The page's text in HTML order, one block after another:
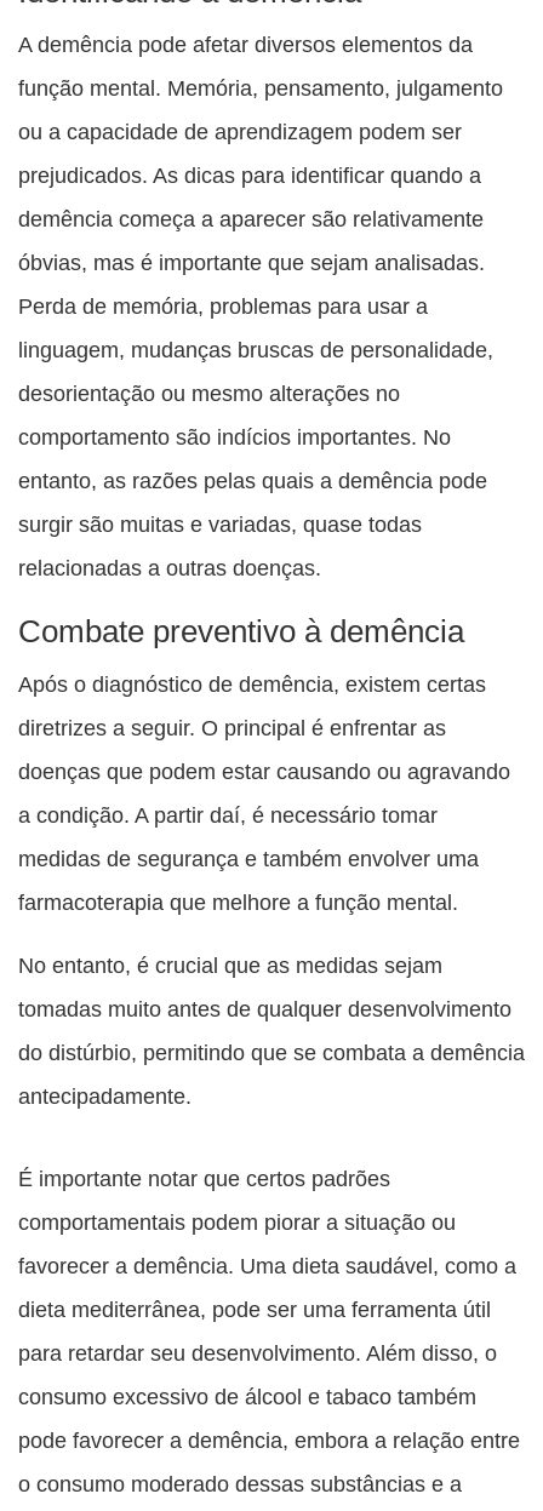
A demência pode afetar diversos elementos da
função mental. Memória, pensamento, julgamento
ou a capacidade de aprendizagem podem ser
prejudicados. As dicas para identificar quando a
demência começa a aparecer são relativamente
óbvias, mas é importante que sejam analisadas.
Perda de memória, problemas para usar a
linguagem, mudanças bruscas de personalidade,
desorientação ou mesmo alterações no
comportamento são indícios importantes. No
entanto, as razões pelas quais a demência pode
surgir são muitas e variadas, quase todas
relacionadas a outras doenças.
Combate preventivo à demência
Após o diagnóstico de demência, existem certas
diretrizes a seguir. O principal é enfrentar as
doenças que podem estar causando ou agravando
a condição. A partir daí, é necessário tomar
medidas de segurança e também envolver uma
farmacoterapia que melhore a função mental.
No entanto, é crucial que as medidas sejam
tomadas muito antes de qualquer desenvolvimento
do distúrbio, permitindo que se combata a demência
antecipadamente.
É importante notar que certos padrões
comportamentais podem piorar a situação ou
favorecer a demência. Uma dieta saudável, como a
dieta mediterrânea, pode ser uma ferramenta útil
para retardar seu desenvolvimento. Além disso, o
consumo excessivo de álcool e tabaco também
pode favorecer a demência, embora a relação entre
o consumo moderado dessas substâncias e a